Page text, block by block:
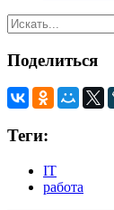
Поделиться
Теги:
IT
работа